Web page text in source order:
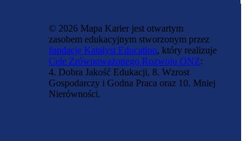
© 2026 Mapa Karier jest otwartym
zasobem edukacyjnym stworzonym przez
fundację Katalyst Education, który realizuje
Cele Zrównoważonego Rozwoju ONZ:
4. Dobra Jakość Edukacji, 8. Wzrost
Gospodarczy i Godna Praca oraz 10. Mniej
Nierówności.